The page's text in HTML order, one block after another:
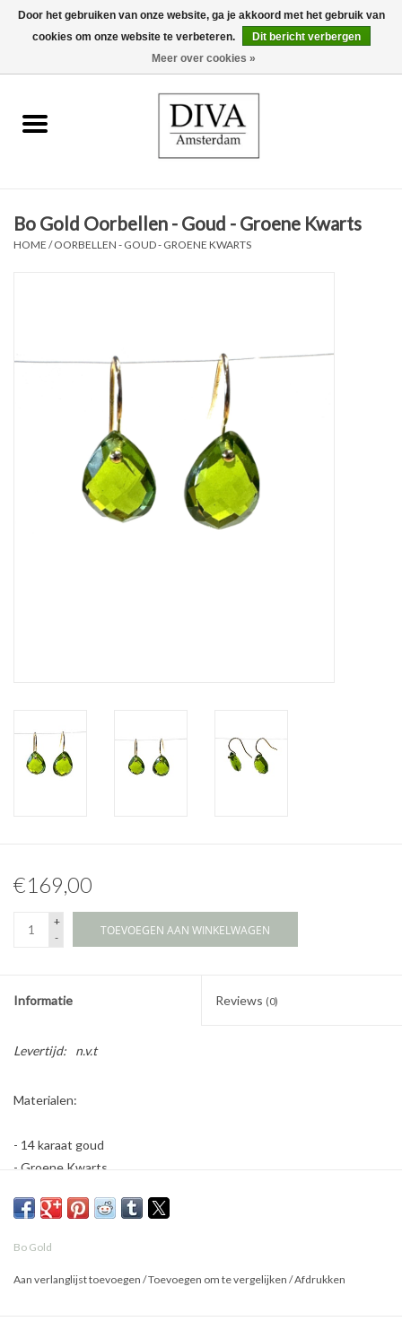
0 Artikelen - €0,00
Oorbellen
Ringen
Bo Gold Oorbellen - Goud - Groene Kwarts
HOME /OORBELLEN - GOUD - GROENE KWARTS
€169,00
+
-
TOEVOEGEN AAN WINKELWAGEN
Informatie Reviews (0)
Levertijd: n.v.t
Materialen:
- 14 karaat goud
- Groene Kwarts
- 2 cm
Bo Gold
Aan verlanglijst toevoegen /Toevoegen om te vergelijken /Afdrukken
Door het gebruiken van onze website, ga je akkoord met het gebruik van
cookies om onze website te verbeteren.
Dit bericht verbergen
Meer over cookies »